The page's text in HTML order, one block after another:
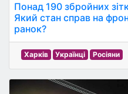
Понад 190 збройних
Який стан справ на
ранок?
Харків Українці Росіяни